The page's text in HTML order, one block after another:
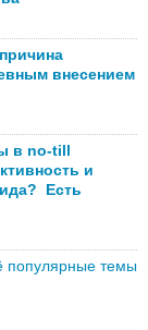
внесением
в no-till
и
Есть
популярные темы